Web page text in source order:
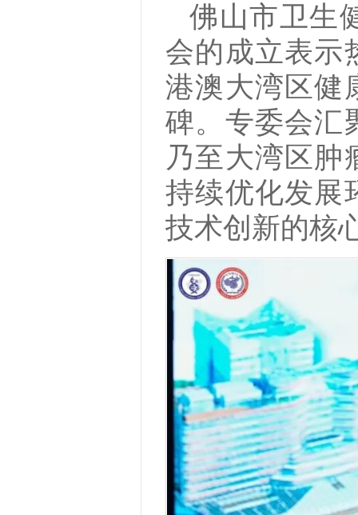
佛山市卫生
会的成立表示
港澳大湾区健
碑。专委会汇
乃至大湾区肿
持续优化发展
技术创新的核